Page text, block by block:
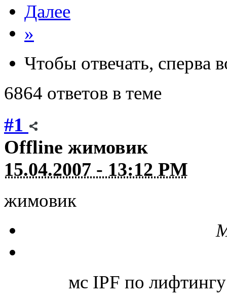
Далее
»
Чтобы отвечать, сперва
6864 ответов в теме
#1
Offline жимовик
15.04.2007 - 13:12 PM
жимовик
мс IPF по